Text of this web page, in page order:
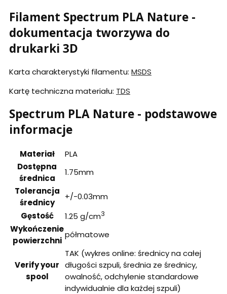
Filament Spectrum PLA Nature -
dokumentacja tworzywa do
drukarki 3D
Karta charakterystyki filamentu: MSDS
Kartę techniczna materiału: TDS
Spectrum PLA Nature - podstawowe
informacje
Materiał
PLA
Dostępna
średnica
1.75mm
Tolerancja
średnicy
+/-0.03mm
Gęstość
1.25 g/cm3
Wykończenie
powierzchni
półmatowe
Verify your
spool
TAK (wykres online: średnicy na całej
długości szpuli, średnia ze średnicy,
owalność, odchylenie standardowe
indywidualnie dla każdej szpuli)